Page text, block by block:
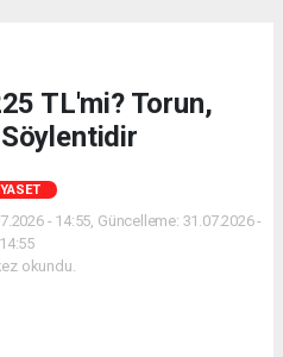
TL'mi? Torun,
Söylentidir
- 14:55, Güncelleme: 31.07.2026 -
14:55
okundu.